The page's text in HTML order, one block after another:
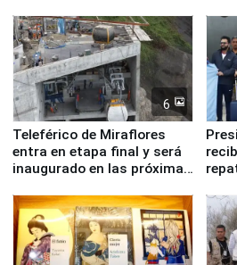
6
Teleférico de Miraflores
entra en etapa final y será
inaugurado en las próximas